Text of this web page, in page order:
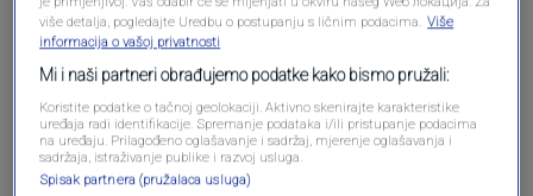
više detalja, pogledajte Uredbu o postupanju s ličnim podacima. Više
informacija o vašoj privatnosti
Mi i naši partneri obrađujemo podatke kako bismo pružali:
Koristite podatke o tačnoj geolokaciji. Aktivno skenirajte karakteristike
uređaja radi identifikacije. Spremanje podataka i/ili pristupanje podacima
na uređaju. Prilagođeno oglašavanje i sadržaj, mjerenje oglašavanja i
sadržaja, istraživanje publike i razvoj usluga.
Spisak partnera (pružalaca usluga)